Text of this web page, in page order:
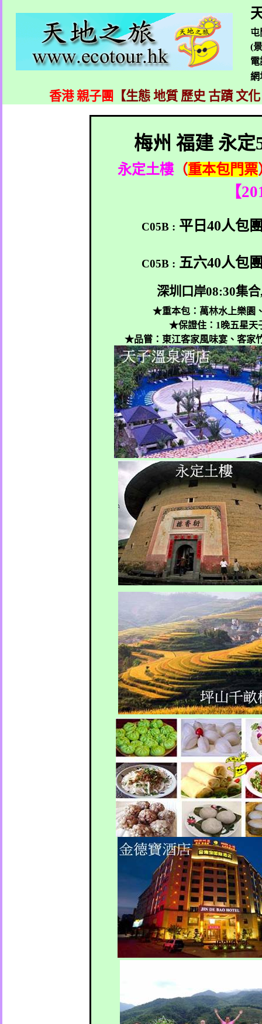
屯
(
電
香港 親子團 【生態 地質 歷史 古蹟 文
梅州 福建 永定
永定土樓 （重本包門票
【
C05B : 平日40人包
C05B : 五六40人包
深圳口岸08:30集合
★重本包：萬林水上樂園
★保證住： 1 晚五星天
★品嘗：東江客家風味宴、客家